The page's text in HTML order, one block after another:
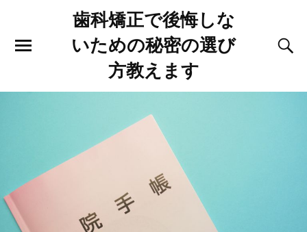
歯科矯正で後悔しな
いための秘密の選び
方教えます